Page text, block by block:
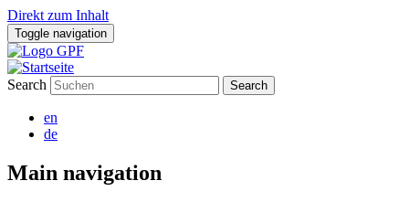
Direkt zum Inhalt
Toggle navigation
Search
en
de
Main navigation